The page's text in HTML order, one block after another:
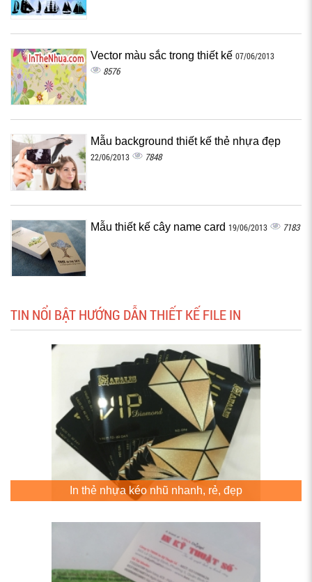
Vector màu sắc trong thiết kế 07/06/2013
8576
Mẫu background thiết kế thẻ nhựa đẹp
22/06/2013 7848
Mẫu thiết kế cây name card 19/06/2013 7183
TIN NỔI BẬT HƯỚNG DẪN THIẾT KẾ FILE IN
In thẻ nhựa kéo nhũ nhanh, rẻ, đẹp